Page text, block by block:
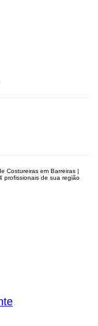
Costureiras em Barreiras |
profissionais de sua região